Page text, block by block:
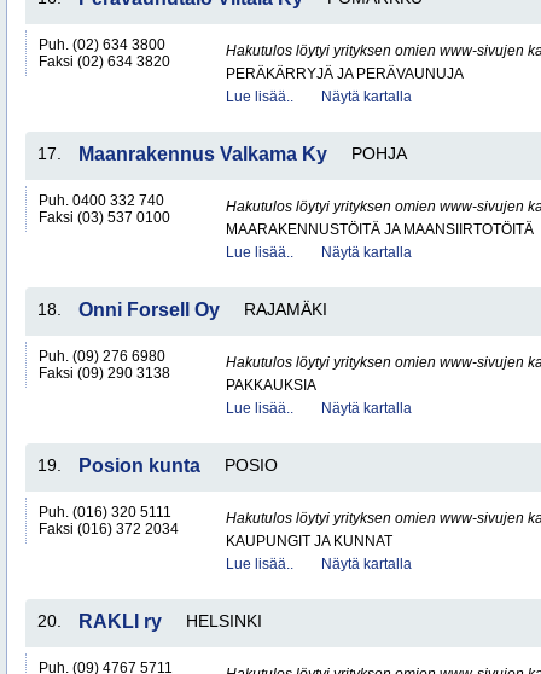
Puh. (02) 634 3800
Faksi (02) 634 3820
Hakutulos löytyi yrityksen omien www-sivujen
PERÄKÄRRYJÄ JA PERÄVAUNUJA
Lue lisää..
Näytä kartalla
17. Maanrakennus Valkama Ky POHJA
Puh. 0400 332 740
Faksi (03) 537 0100
Hakutulos löytyi yrityksen omien www-sivujen
MAARAKENNUSTÖITÄ JA MAANSIIRTOTÖITÄ
Lue lisää..
Näytä kartalla
18. Onni Forsell Oy RAJAMÄKI
Puh. (09) 276 6980
Faksi (09) 290 3138
Hakutulos löytyi yrityksen omien www-sivujen
PAKKAUKSIA
Lue lisää..
Näytä kartalla
19. Posion kunta POSIO
Puh. (016) 320 5111
Faksi (016) 372 2034
Hakutulos löytyi yrityksen omien www-sivujen
KAUPUNGIT JA KUNNAT
Lue lisää..
Näytä kartalla
20. RAKLI ry HELSINKI
Puh. (09) 4767 5711